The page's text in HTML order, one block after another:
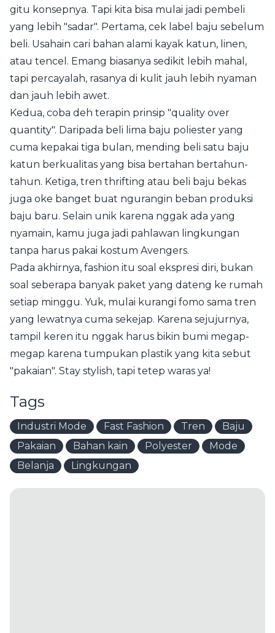
gitu konsepnya. Tapi kita bisa mulai jadi pembeli
yang lebih "sadar". Pertama, cek label baju sebelum
beli. Usahain cari bahan alami kayak katun, linen,
atau tencel. Emang biasanya sedikit lebih mahal,
tapi percayalah, rasanya di kulit jauh lebih nyaman
dan jauh lebih awet.
Kedua, coba deh terapin prinsip "quality over
quantity". Daripada beli lima baju poliester yang
cuma kepakai tiga bulan, mending beli satu baju
katun berkualitas yang bisa bertahan bertahun-
tahun. Ketiga, tren thrifting atau beli baju bekas
juga oke banget buat ngurangin beban produksi
baju baru. Selain unik karena nggak ada yang
nyamain, kamu juga jadi pahlawan lingkungan
tanpa harus pakai kostum Avengers.
Pada akhirnya, fashion itu soal ekspresi diri, bukan
soal seberapa banyak paket yang dateng ke rumah
setiap minggu. Yuk, mulai kurangi fomo sama tren
yang lewatnya cuma sekejap. Karena sejujurnya,
tampil keren itu nggak harus bikin bumi megap-
megap karena tumpukan plastik yang kita sebut
"pakaian". Stay stylish, tapi tetep waras ya!
Tags
Industri Mode Fast Fashion Tren
Baju
Pakaian
Bahan kain Polyester
Mode
Belanja
Lingkungan